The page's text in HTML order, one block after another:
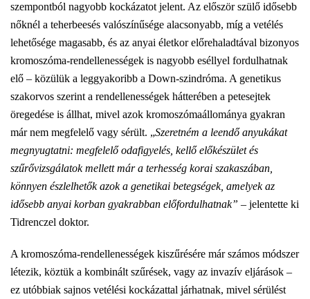
szempontból nagyobb kockázatot jelent. Az először szülő idősebb
nőknél a teherbeesés valószínűsége alacsonyabb, míg a vetélés
lehetősége magasabb, és az anyai életkor előrehaladtával bizonyos
kromoszóma-rendellenességek is nagyobb eséllyel fordulhatnak
elő – közülük a leggyakoribb a Down-szindróma. A genetikus
szakorvos szerint a rendellenességek hátterében a petesejtek
öregedése is állhat, mivel azok kromoszómaállománya gyakran
már nem megfelelő vagy sérült. „Szeretném a leendő anyukákat
megnyugtatni: megfelelő odafigyelés, kellő előkészület és
szűrővizsgálatok mellett már a terhesség korai szakaszában,
könnyen észlelhetők azok a genetikai betegségek, amelyek az
idősebb anyai korban gyakrabban előfordulhatnak” – jelentette ki
Tidrenczel doktor.
A kromoszóma-rendellenességek kiszűrésére már számos módszer
létezik, köztük a kombinált szűrések, vagy az invazív eljárások –
ez utóbbiak sajnos vetélési kockázattal járhatnak, mivel sérülést